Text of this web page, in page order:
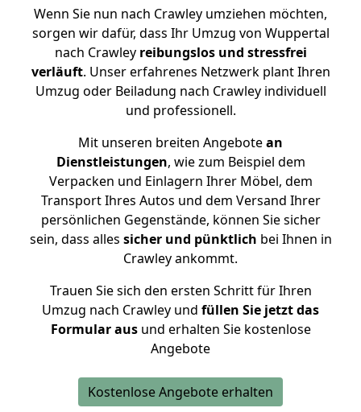
Wenn Sie nun nach Crawley umziehen möchten,
sorgen wir dafür, dass Ihr Umzug von Wuppertal
nach Crawley reibungslos und stressfrei
verläuft. Unser erfahrenes Netzwerk plant Ihren
Umzug oder Beiladung nach Crawley individuell
und professionell.
Mit unseren breiten Angebotean
Dienstleistungen, wie zum Beispiel dem
Verpacken und Einlagern Ihrer Möbel, dem
Transport Ihres Autos und dem Versand Ihrer
persönlichen Gegenstände, können Sie sicher
sein, dass alles sicher und pünktlich bei Ihnen in
Crawley ankommt.
Trauen Sie sich den ersten Schritt für Ihren
Umzug nach Crawley und füllen Sie jetzt das
Formular ausund erhalten Sie kostenlose
Angebote
Kostenlose Angebote erhalten